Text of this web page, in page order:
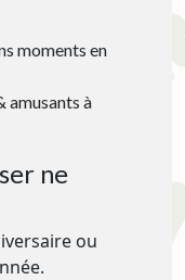
moments en
amusants à
ne
ou